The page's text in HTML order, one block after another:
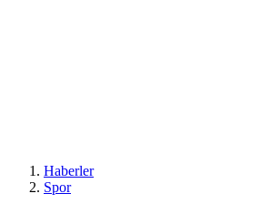
Haberler
Spor